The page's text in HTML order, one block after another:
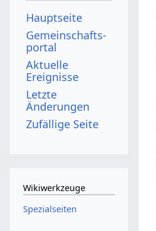
Hauptseite
Gemeinschafts­
portal
Aktuelle
Ereignisse
Letzte
Änderungen
Zufällige Seite
Wikiwerkzeuge
Spezialseiten